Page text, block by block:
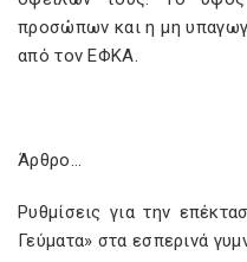
προσώπων και η μη
από τον ΕΦΚΑ.
Άρθρο…
Ρυθμίσεις για την
Γεύματα» στα εσπερινά